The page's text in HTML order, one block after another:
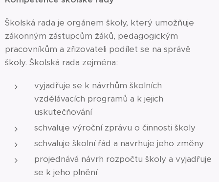
Školská rada je orgánem školy, který umožňuje
zákonným zástupcům žáků, pedagogickým
pracovníkům a zřizovateli podílet se na správě
školy. Školská rada zejména:
vyjadřuje se k návrhům školních
vzdělávacích programů a k jejich
uskutečňování
schvaluje výroční zprávu o činnosti školy
schvaluje školní řád a navrhuje jeho změny
projednává návrh rozpočtu školy a vyjadřuje
se k jeho plnění